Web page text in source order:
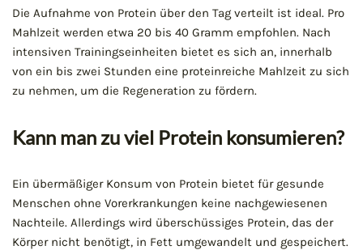
Die Aufnahme von Protein über den Tag verteilt ist ideal. Pro
Mahlzeit werden etwa 20 bis 40 Gramm empfohlen. Nach
intensiven Trainingseinheiten bietet es sich an, innerhalb
von ein bis zwei Stunden eine proteinreiche Mahlzeit zu sich
zu nehmen, um die Regeneration zu fördern.
Kann man zu viel Protein konsumieren?
Ein übermäßiger Konsum von Protein bietet für gesunde
Menschen ohne Vorerkrankungen keine nachgewiesenen
Nachteile. Allerdings wird überschüssiges Protein, das der
Körper nicht benötigt, in Fett umgewandelt und gespeichert.